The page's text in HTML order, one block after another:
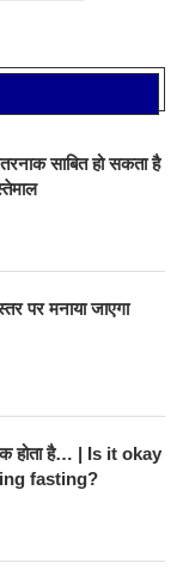
साबित हो सकता है
पर मनाया जाएगा
होता है… | Is it okay
fasting?